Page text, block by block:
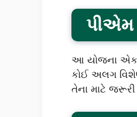
પીએમ
આ યોજના એક
કોઈ અલગ
તેના માટે